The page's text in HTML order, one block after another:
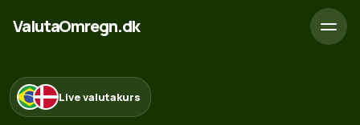
ValutaOmregn.dk
Live valutakurs